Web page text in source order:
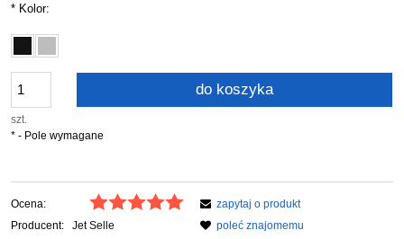
* Kolor:
szt.
do koszyka
* - Pole wymagane
Ocena:
Producent:
Jet Selle
zapytaj o produkt
poleć znajomemu